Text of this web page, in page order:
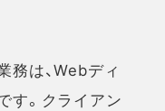
務は、Webディ
す。クライアン